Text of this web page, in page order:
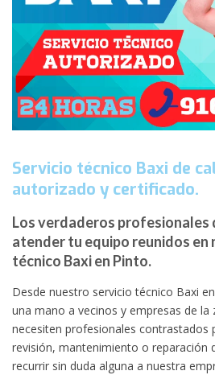
Servicio técnico Baxi de
autorizado y certificado.
Los verdaderos profesionales
atender tu equipo reunidos en
técnico Baxi en Pinto.
Desde nuestro servicio técnico Baxi
una mano a vecinos y empresas de la
necesiten profesionales contrastados
revisión, mantenimiento o reparación
recurrir sin duda alguna a nuestra